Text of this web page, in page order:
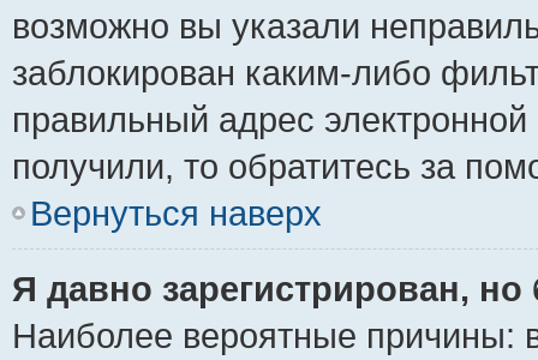
возможно вы указали
заблокирован каким-либо
правильный адрес
получили, то обратитесь за
Вернуться наверх
Я давно зарегистрирован,
Наиболее вероятные причины: